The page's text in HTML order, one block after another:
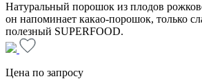
Натуральный порошок из плодов
он напоминает какао-порошок, только
полезный SUPERFOOD.
Цена по запросу